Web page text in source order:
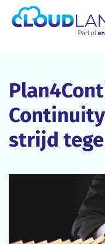
strijd